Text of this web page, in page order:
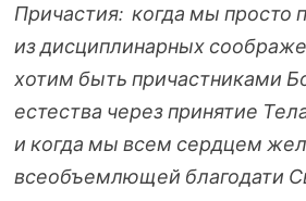
Причастия: когда мы просто
из дисциплинарных
хотим быть причастниками
естества через принятие
и когда мы всем сердцем
всеобъемлющей благодати